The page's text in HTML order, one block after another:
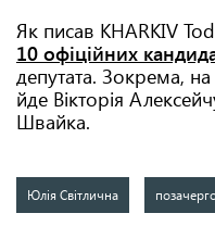
Як писав KHARKIV
10 офіційних
депутата. Зокрема,
йде Вікторія
Швайка.
Юлія Світлична